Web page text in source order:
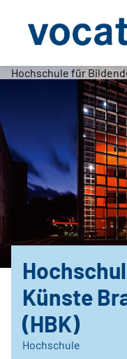
Hochschule für
Künste
(HBK)
Hochschule